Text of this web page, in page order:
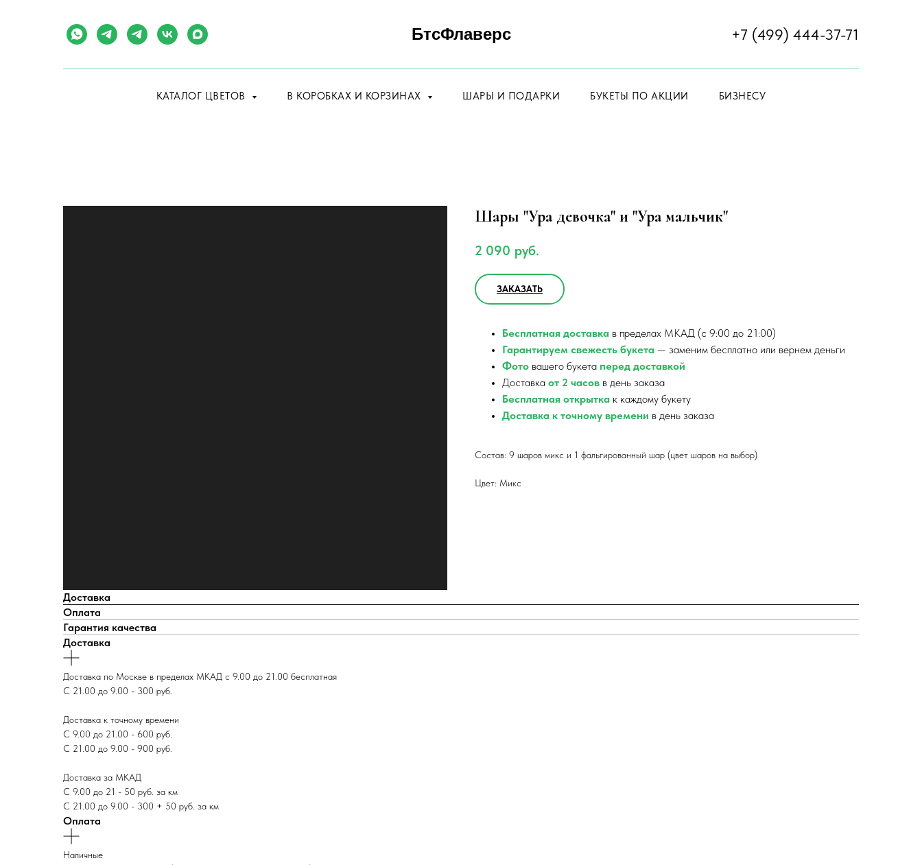
БтсФлаверс +7 (499) 444-37-71
КАТАЛОГ ЦВЕТОВ В КОРОБКАХ И КОРЗИНАХ ШАРЫ И ПОДАРКИ БУКЕТЫ ПО АКЦИИ БИЗНЕСУ
Шары "Ура девочка" и "Ура мальчик"
2 090 руб.
ЗАКАЗАТЬ
Бесплатная доставка в пределах МКАД (с 9:00 до 21:00)
Гарантируем свежесть букета — заменим бесплатно или вернем деньги
Фото вашего букета перед доставкой
Доставка от 2 часов в день заказа
Бесплатная открытка к каждому букету
Доставка к точному времени в день заказа
Состав: 9 шаров микс и 1 фальгированный шар (цвет шаров на выбор)
Цвет: Микс
Доставка
Оплата
Гарантия качества
Доставка
Доставка по Москве в пределах МКАД с 9.00 до 21.00 бесплатная
С 21.00 до 9.00 - 300 руб.
Доставка к точному времени
С 9.00 до 21.00 - 600 руб.
С 21.00 до 9.00 - 900 руб.
Доставка за МКАД
С 9.00 до 21 - 50 руб. за км
С 21.00 до 9.00 - 300 + 50 руб. за км
Оплата
Наличные